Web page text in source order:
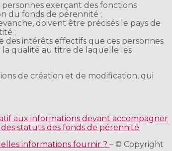
exerçant des fonctions
du fonds de pérennité ;
doivent être précisés le pays de
;
des intérêts effectifs que ces personnes
la qualité au titre de laquelle les
de création et de modification, qui
aux informations devant accompagner
statuts des fonds de pérennité
informations fournir ?– © Copyright